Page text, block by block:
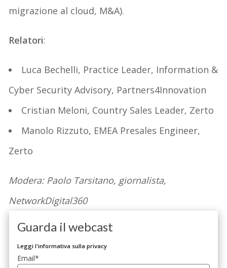
migrazione al cloud, M&A).
Relatori:
Luca Bechelli, Practice Leader, Information &
Cyber Security Advisory, Partners4Innovation
Cristian Meloni, Country Sales Leader, Zerto
Manolo Rizzuto, EMEA Presales Engineer,
Zerto
Modera: Paolo Tarsitano, giornalista,
NetworkDigital360
Guarda il webcast
Leggi l'informativa sulla privacy
Email*